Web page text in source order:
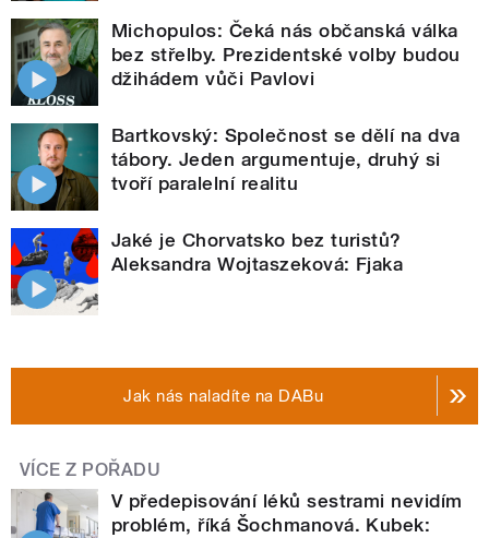
Michopulos: Čeká nás občanská válka
bez střelby. Prezidentské volby budou
džihádem vůči Pavlovi
Bartkovský: Společnost se dělí na dva
tábory. Jeden argumentuje, druhý si
tvoří paralelní realitu
Jaké je Chorvatsko bez turistů?
Aleksandra Wojtaszeková: Fjaka
Jak nás naladíte na DABu
VÍCE Z POŘADU
V předepisování léků sestrami nevidím
problém, říká Šochmanová. Kubek: